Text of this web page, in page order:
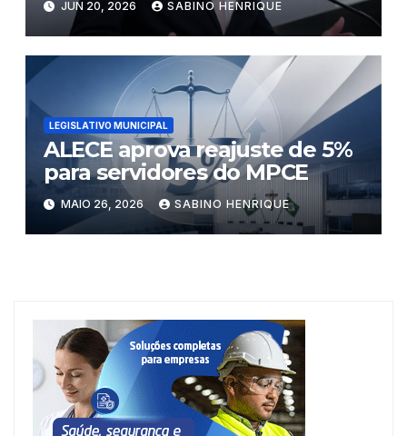
JUN 20, 2026 SABINO HENRIQUE
LEGISLATIVO MUNICIPAL
ALECE aprova reajuste de 5%
para servidores do MPCE
MAIO 26, 2026 SABINO HENRIQUE